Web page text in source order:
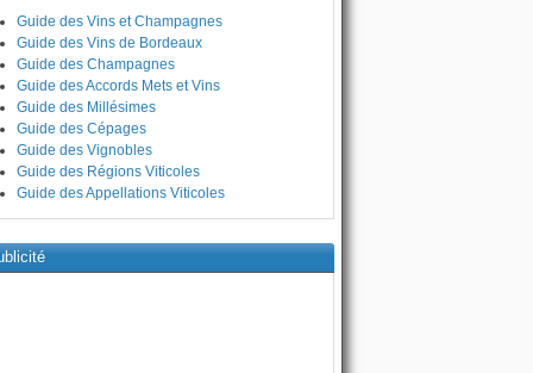
Guide des Vins et Champagnes
Guide des Vins de Bordeaux
Guide des Champagnes
Guide des Accords Mets et Vins
Guide des Millésimes
Guide des Cépages
Guide des Vignobles
Guide des Régions Viticoles
Guide des Appellations Viticoles